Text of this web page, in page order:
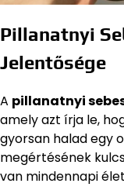
Pillanatnyi
Jelentősége
A pillanatnyi
amely azt írja le,
gyorsan halad egy
megértésének
van mindennapi